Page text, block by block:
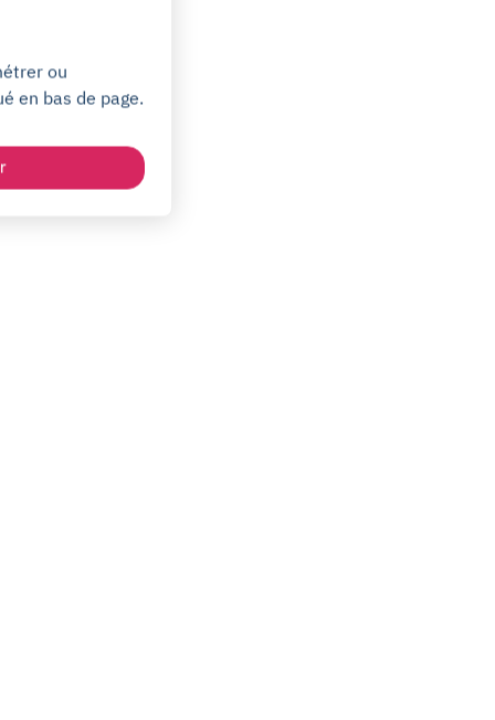
ou
en bas de page.